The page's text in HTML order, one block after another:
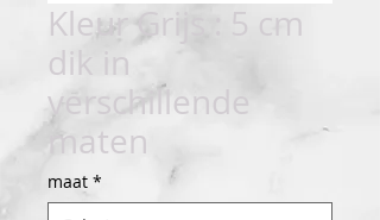
Kleur Grijs : 5 cm
dik in
verschillende
maten
maat *